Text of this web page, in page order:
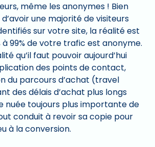
même les anonymes ! Bien
une majorité de visiteurs
sur votre site, la réalité est
à 99% de votre trafic est anonyme.
qu’il faut pouvoir aujourd’hui
des points de contact,
du parcours d’achat (travel
des délais d’achat plus longs
nuée toujours plus importante de
conduit à revoir sa copie pour
à la conversion.